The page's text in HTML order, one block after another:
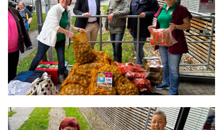
MEIN WAHLKREIS
ZIELE
Redebeiträge
Anträge CDU
Kleine Anfragen
CDU Deutschland
CDU Brandenburg
CDU Potsdam